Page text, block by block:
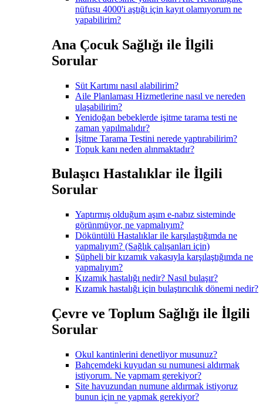
nüfusu 4000'i aştığı için kayıt olamıyorum ne
yapabilirim?
Ana Çocuk Sağlığı ile İlgili
Sorular
Süt Kartımı nasıl alabilirim?
Aile Planlaması Hizmetlerine nasıl ve nereden
ulaşabilirim?
Yenidoğan bebeklerde işitme tarama testi ne
zaman yapılmalıdır?
İşitme Tarama Testini nerede yaptırabilirim?
Topuk kanı neden alınmaktadır?
Bulaşıcı Hastalıklar ile İlgili
Sorular
Yaptırmış olduğum aşım e-nabız sisteminde
görünmüyor, ne yapmalıyım?
Döküntülü Hastalıklar ile karşılaştığımda ne
yapmalıyım? (Sağlık çalışanları için)
Şüpheli bir kızamık vakasıyla karşılaştığımda ne
yapmalıyım?
Kızamık hastalığı nedir? Nasıl bulaşır?
Kızamık hastalığı için bulaştırıcılık dönemi nedir?
Çevre ve Toplum Sağlığı ile İlgili
Sorular
Okul kantinlerini denetliyor musunuz?
Bahçemdeki kuyudan su numunesi aldırmak
istiyorum. Ne yapmam gerekiyor?
Site havuzundan numune aldırmak istiyoruz
bunun için ne yapmak gerekiyor?